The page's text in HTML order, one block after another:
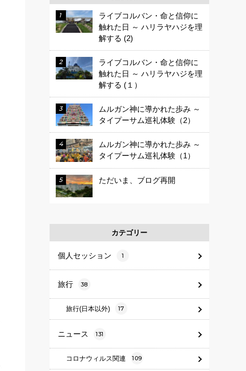
ライブコルバン・命と信仰に
触れた日 ～ ハリラヤハジを理
解する (2)
ライブコルバン・命と信仰に
触れた日 ～ ハリラヤハジを理
解する (１）
ムルガン神に導かれた歩み ～
タイプーサム巡礼体験（2）
ムルガン神に導かれた歩み ～
タイプーサム巡礼体験（1）
ただいま、ブログ再開
カテゴリー
個人セッション 1
旅行 38
旅行(日本以外) 17
ニュース 131
コロナウィルス関連 109